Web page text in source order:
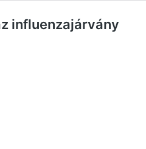
influenzajárvány